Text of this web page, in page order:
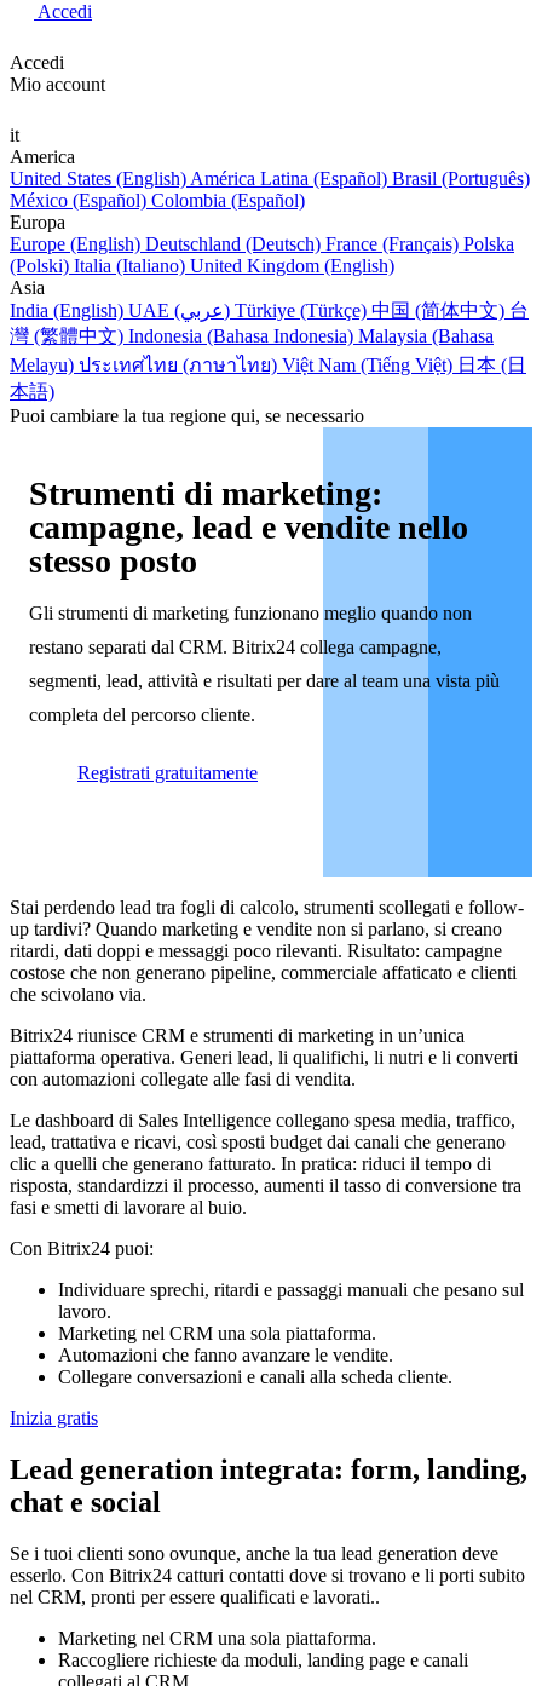
Accedi
Accedi
Mio account
it
America
United States (English) América Latina (Español) Brasil (Português)
México (Español) Colombia (Español)
Europa
Europe (English) Deutschland (Deutsch) France (Français) Polska
(Polski) Italia (Italiano) United Kingdom (English)
Asia
India (English)
UAE (عربي) Türkiye (Türkçe) 中国 (简体中文) 台
灣 (繁體中文) Indonesia (Bahasa Indonesia) Malaysia (Bahasa
Melayu) ประเทศไทย (ภาษาไทย) Việt Nam (Tiếng Việt) 日本 (日
本語)
Puoi cambiare la tua regione qui, se necessario
Strumenti di marketing:
campagne, lead e vendite nello
stesso posto
Gli strumenti di marketing funzionano meglio quando non
restano separati dal CRM. Bitrix24 collega campagne,
segmenti, lead, attività e risultati per dare al team una vista più
completa del percorso cliente.
Registrati gratuitamente
Stai perdendo lead tra fogli di calcolo, strumenti scollegati e follow-
up tardivi? Quando marketing e vendite non si parlano, si creano
ritardi, dati doppi e messaggi poco rilevanti. Risultato: campagne
costose che non generano pipeline, commerciale affaticato e clienti
che scivolano via.
Bitrix24 riunisce CRM e strumenti di marketing in un’unica
piattaforma operativa. Generi lead, li qualifichi, li nutri e li converti
con automazioni collegate alle fasi di vendita.
Le dashboard di Sales Intelligence collegano spesa media, traffico,
lead, trattativa e ricavi, così sposti budget dai canali che generano
clic a quelli che generano fatturato. In pratica: riduci il tempo di
risposta, standardizzi il processo, aumenti il tasso di conversione tra
fasi e smetti di lavorare al buio.
Con Bitrix24 puoi:
Individuare sprechi, ritardi e passaggi manuali che pesano sul
lavoro.
Marketing nel CRM una sola piattaforma.
Automazioni che fanno avanzare le vendite.
Collegare conversazioni e canali alla scheda cliente.
Inizia gratis
Lead generation integrata: form, landing,
chat e social
Se i tuoi clienti sono ovunque, anche la tua lead generation deve
esserlo. Con Bitrix24 catturi contatti dove si trovano e li porti subito
nel CRM, pronti per essere qualificati e lavorati..
Marketing nel CRM una sola piattaforma.
Raccogliere richieste da moduli, landing page e canali
collegati al CRM.